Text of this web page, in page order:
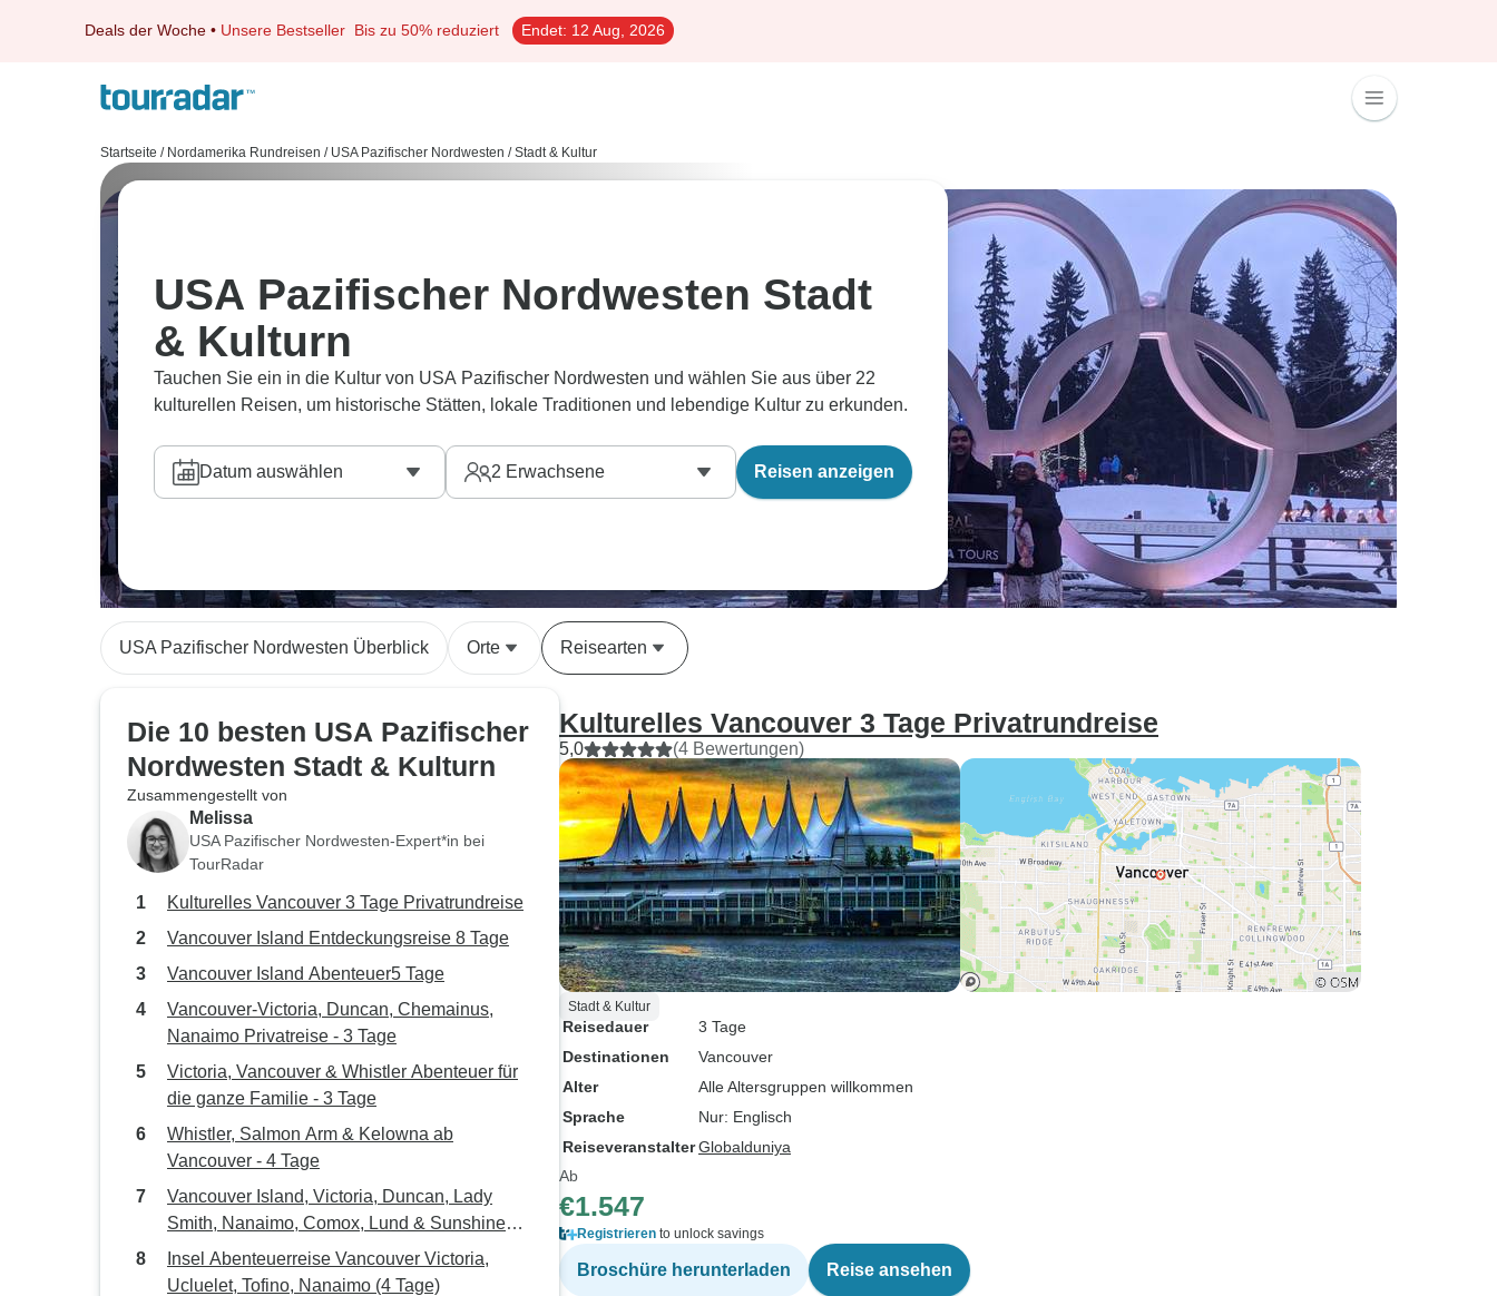
Deals der Woche • Unsere Bestseller Bis zu 50% reduziert Endet: 12 Aug, 2026
Startseite / Nordamerika Rundreisen / USA Pazifischer Nordwesten / Stadt & Kultur
USA Pazifischer Nordwesten Stadt
& Kulturn
Tauchen Sie ein in die Kultur von USA Pazifischer Nordwesten und wählen Sie aus über 22
kulturellen Reisen, um historische Stätten, lokale Traditionen und lebendige Kultur zu erkunden.
Datum auswählen 2 Erwachsene Reisen anzeigen
USA Pazifischer Nordwesten Überblick Orte Reisearten
Die 10 besten USA Pazifischer
Nordwesten Stadt & Kulturn
Zusammengestellt von
Melissa
USA Pazifischer Nordwesten-Expert*in bei
TourRadar
Kulturelles Vancouver 3 Tage Privatrundreise
Vancouver Island Entdeckungsreise 8 Tage
Vancouver Island Abenteuer5 Tage
Vancouver-Victoria, Duncan, Chemainus,
Nanaimo Privatreise - 3 Tage
Victoria, Vancouver & Whistler Abenteuer für
die ganze Familie - 3 Tage
Whistler, Salmon Arm & Kelowna ab
Vancouver - 4 Tage
Vancouver Island, Victoria, Duncan, Lady
Smith, Nanaimo, Comox, Lund & Sunshine
Coast ab Vancouver - 5 Tage
Insel Abenteuerreise Vancouver Victoria,
Ucluelet, Tofino, Nanaimo (4 Tage)
Kulturelles Vancouver 3 Tage Privatrundreise
5,0 (4 Bewertungen)
Stadt & Kultur
Reisedauer
3 Tage
Destinationen
Vancouver
Alter
Alle Altersgruppen willkommen
Sprache
Nur: Englisch
ReiseveranstalterGlobalduniya
Ab
€1.547
Registrieren to unlock savings
Broschüre herunterladen Reise ansehen